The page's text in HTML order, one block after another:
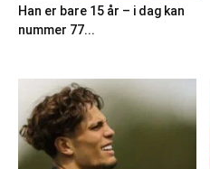
Han er bare 15 år – i dag kan
nummer 77...